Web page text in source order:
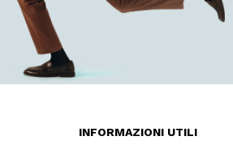
INFORMAZIONI UTILI